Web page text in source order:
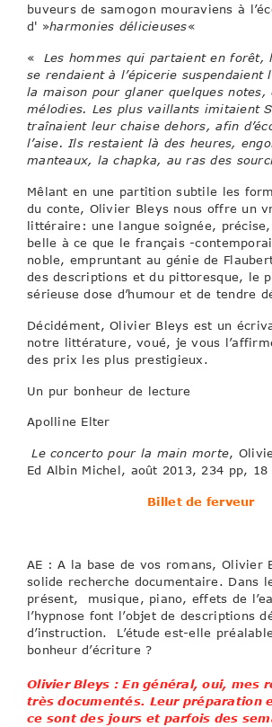
buveurs de samogon mouraviens à
d' »harmonies délicieuses«
«
Les hommes qui partaient en forêt,
se rendaient à l’épicerie suspendaient
la maison pour glaner quelques notes,
mélodies. Les plus vaillants imitaient
traînaient leur chaise dehors, afin
l’aise. Ils restaient là des heures,
manteaux, la chapka, au ras des
Mêlant en une partition subtile les
du conte, Olivier Bleys nous offre un
littéraire: une langue soignée,
belle à ce que le français -
noble, empruntant au génie de
des descriptions et du pittoresque, le
sérieuse dose d’humour et de tendre
Décidément, Olivier Bleys est un
notre littérature, voué, je vous
des prix les plus prestigieux.
Un pur bonheur de lecture
Apolline Elter
Le concerto pour la main morte,
Ed Albin Michel, août 2013, 234 pp, 18
Billet de ferveur
AE : A la base de vos romans,
solide recherche documentaire. Dans
présent, musique, piano, effets de
l’hypnose font l’objet de descriptions
d’instruction. L’étude est-elle
bonheur d’écriture ?
Olivier Bleys : En général, oui, mes
très documentés. Leur préparation
ce sont des jours et parfois des